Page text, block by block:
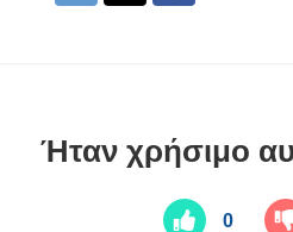
Ήταν χρήσιμο
0